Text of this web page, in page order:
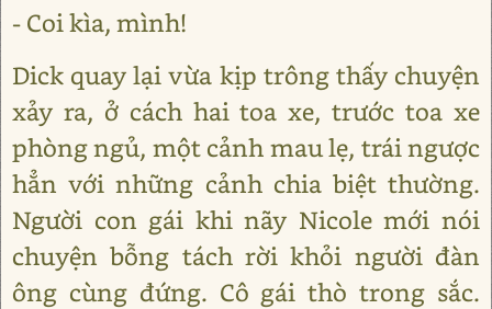
- Coi kìa, mình!
Dick quay lại vừa kịp trông thấy chuyện
xảy ra, ở cách hai toa xe, trước toa xe
phòng ngủ, một cảnh mau lẹ, trái ngược
hẳn với những cảnh chia biệt thường.
Người con gái khi nãy Nicole mới nói
chuyện bỗng tách rời khỏi người đàn
ông cùng đứng. Cô gái thò trong sắc.